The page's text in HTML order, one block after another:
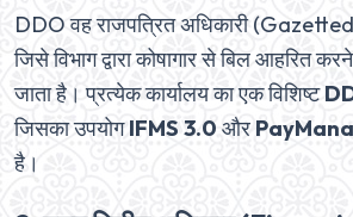
DDO वह राजपत्रित अधिकारी
जिसे विभाग द्वारा कोषागार से बिल आहरित
जाता है। प्रत्येक कार्यालय का एक विशिष्ट
जिसका उपयोगIFMS 3.0 और
है।